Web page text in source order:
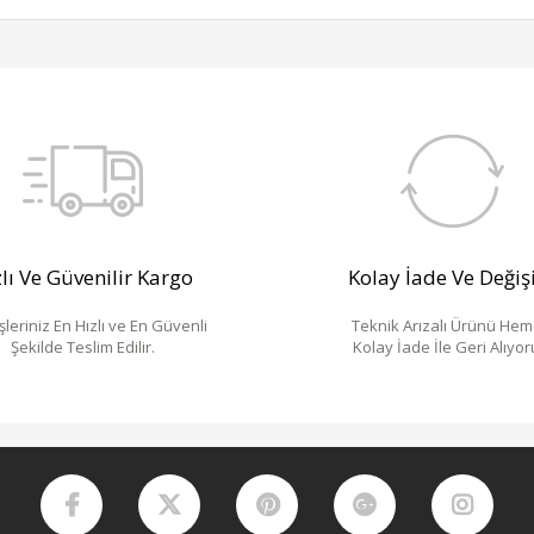
Ve Güvenilir Kargo
En Hızlı ve En Güvenli
Şekilde Teslim Edilir.
Kolay İade Ve
Teknik Arızalı Ürünü
Kolay İade İle Geri